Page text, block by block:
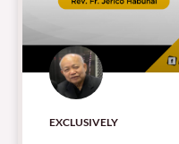
EXCLUSIVELY